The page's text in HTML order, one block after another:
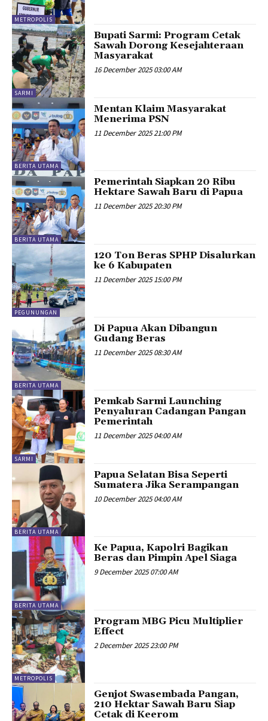
METROPOLIS
SARMI
Bupati Sarmi: Program Cetak
Sawah Dorong Kesejahteraan
Masyarakat
16 December 2025 03:00 AM
BERITA UTAMA
Mentan Klaim Masyarakat
Menerima PSN
11 December 2025 21:00 PM
BERITA UTAMA
Pemerintah Siapkan 20 Ribu
Hektare Sawah Baru di Papua
11 December 2025 20:30 PM
PEGUNUNGAN
120 Ton Beras SPHP Disalurkan
ke 6 Kabupaten
11 December 2025 15:00 PM
BERITA UTAMA
Di Papua Akan Dibangun
Gudang Beras
11 December 2025 08:30 AM
SARMI
Pemkab Sarmi Launching
Penyaluran Cadangan Pangan
Pemerintah
11 December 2025 04:00 AM
BERITA UTAMA
Papua Selatan Bisa Seperti
Sumatera Jika Serampangan
10 December 2025 04:00 AM
BERITA UTAMA
Ke Papua, Kapolri Bagikan
Beras dan Pimpin Apel Siaga
9 December 2025 07:00 AM
METROPOLIS
Program MBG Picu Multiplier
Effect
2 December 2025 23:00 PM
Genjot Swasembada Pangan,
210 Hektar Sawah Baru Siap
Cetak di Keerom